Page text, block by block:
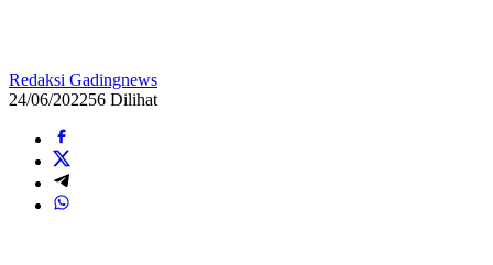
Redaksi Gadingnews
24/06/202256 Dilihat